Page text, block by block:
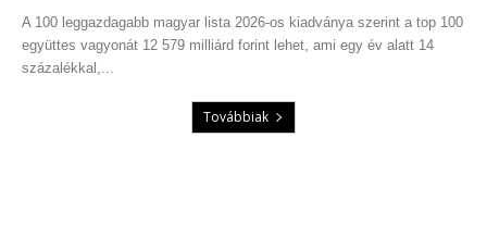
A 100 leggazdagabb magyar lista 2026-os kiadványa szerint a top 100
együttes vagyonát 12 579 milliárd forint lehet, ami egy év alatt 14
százalékkal,...
Továbbiak